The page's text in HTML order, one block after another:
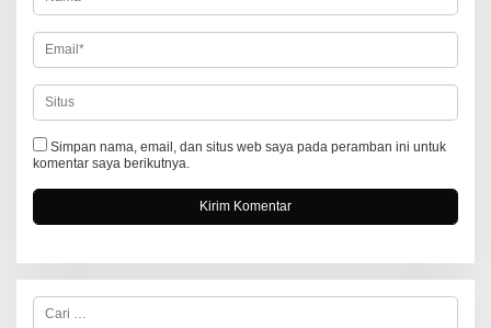
Simpan nama, email, dan situs web saya pada peramban ini untuk
komentar saya berikutnya.
C